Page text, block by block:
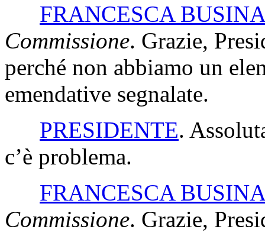
FRANCESCA
Commissione. Grazie,
perché non abbiamo un
emendative segnalate.
PRESIDENTE.
c’è problema.
FRANCESCA
Commissione. Grazie,